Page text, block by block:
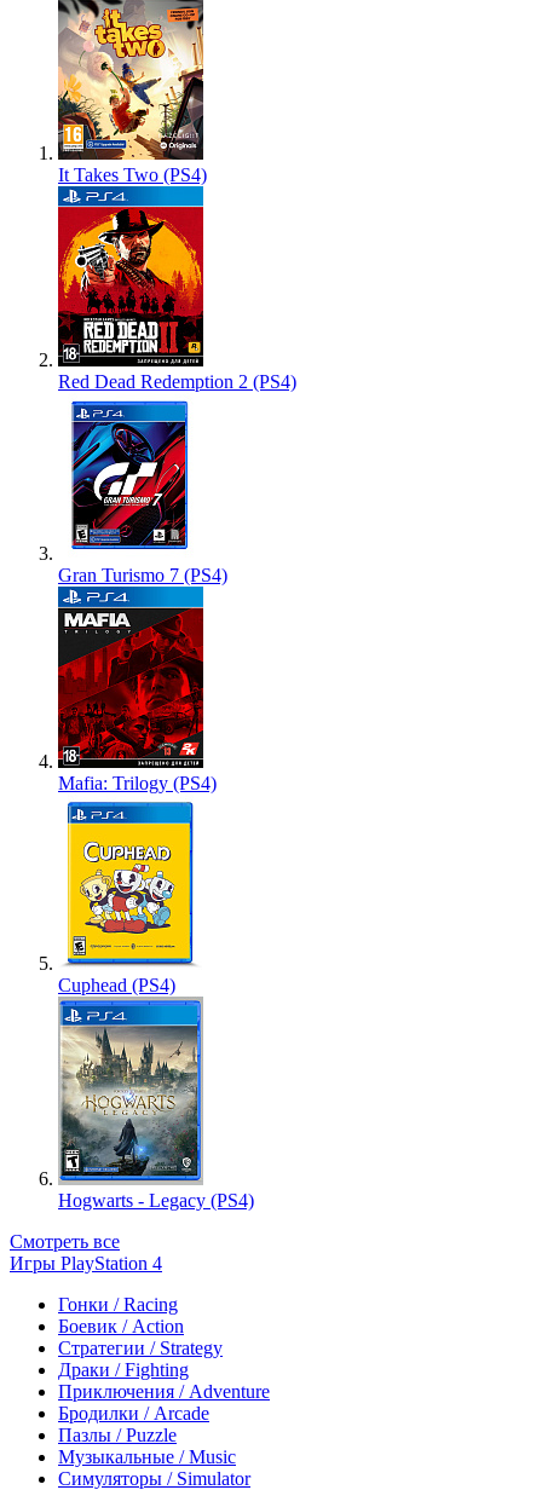
It Takes Two (PS4)
Red Dead Redemption 2 (PS4)
Gran Turismo 7 (PS4)
Mafia: Trilogy (PS4)
Cuphead (PS4)
Hogwarts - Legacy (PS4)
Смотреть все
Игры PlayStation 4
Гонки / Racing
Боевик / Action
Стратегии / Strategy
Драки / Fighting
Приключения / Adventure
Бродилки / Arcade
Пазлы / Puzzle
Музыкальные / Music
Симуляторы / Simulator